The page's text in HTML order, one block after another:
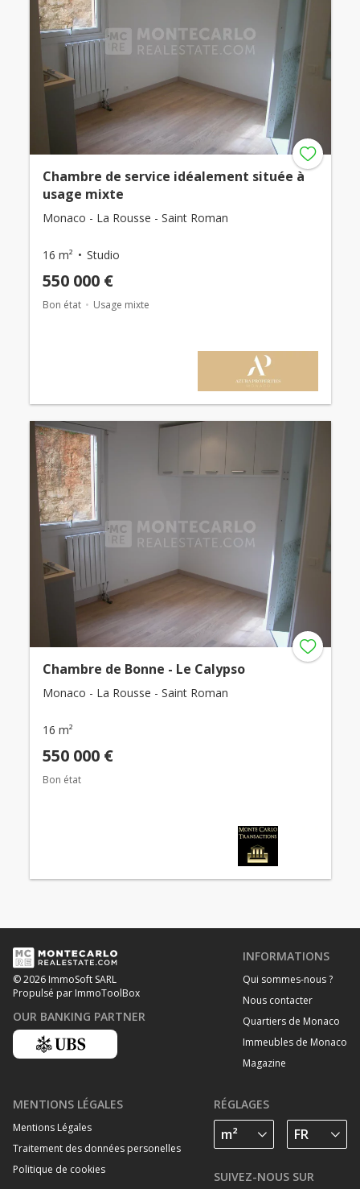
Chambre de service idéalement située à
usage mixte
Monaco - La Rousse - Saint Roman
16 m² Studio
550 000 €
Bon état Usage mixte
Chambre de Bonne - Le Calypso
Monaco - La Rousse - Saint Roman
16 m²
550 000 €
Bon état
© 2026 ImmoSoft SARL
Propulsé par ImmoToolBox
OUR BANKING PARTNER
INFORMATIONS
Qui sommes-nous ?
Nous contacter
Quartiers de Monaco
Immeubles de Monaco
Magazine
MENTIONS LÉGALES
Mentions Légales
Traitement des données personelles
Politique de cookies
RÉGLAGES
SUIVEZ-NOUS SUR